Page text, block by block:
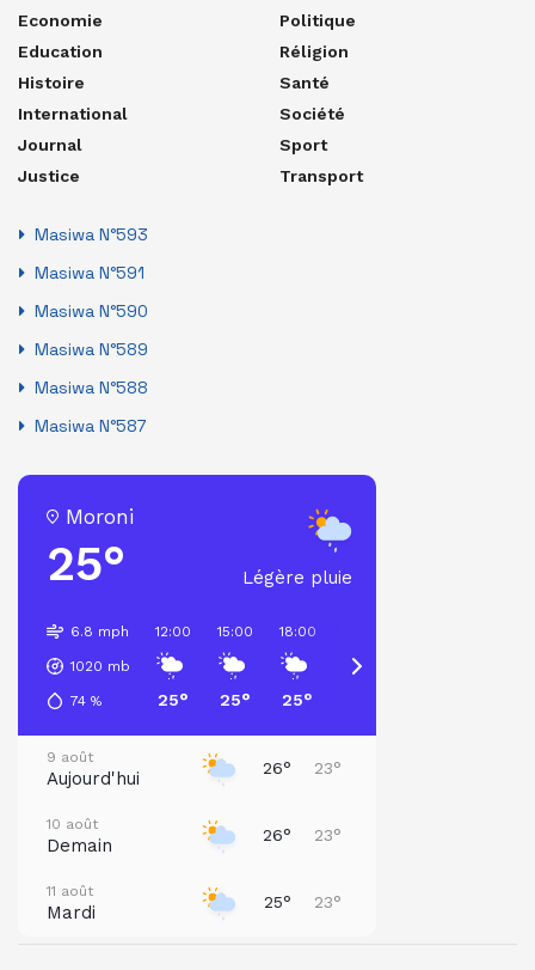
Economie
Education
Histoire
International
Journal
Justice
Politique
Réligion
Santé
Société
Sport
Transport
Masiwa N°593
Masiwa N°591
Masiwa N°590
Masiwa N°589
Masiwa N°588
Masiwa N°587
Moroni
25° Légère pluie
6.8 mph
1020 mb
74 %
12:00
25°
15:00
25°
18:00
25°
9 août
Aujourd'hui 26° 23°
10 août
Demain 26° 23°
11 août
Mardi 25° 23°